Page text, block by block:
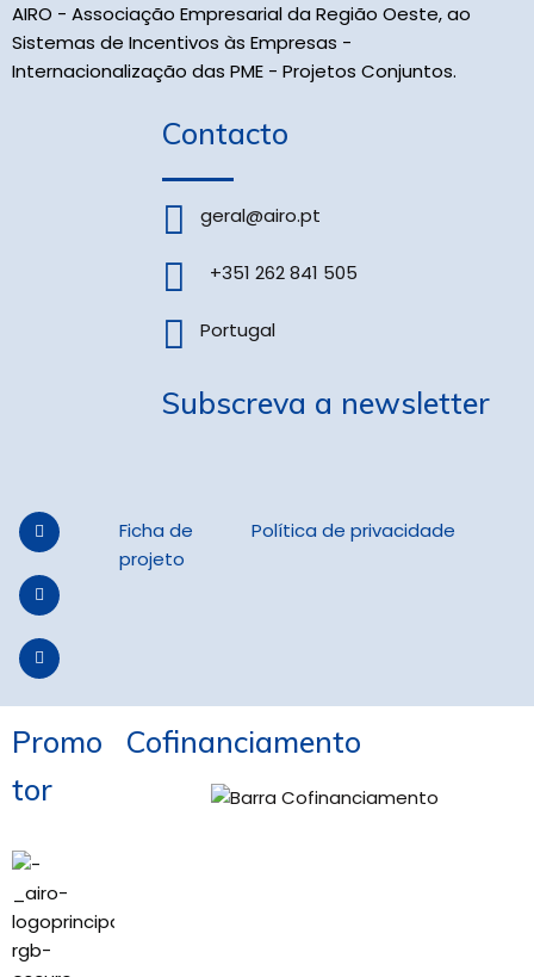
AIRO - Associação Empresarial da Região Oeste, ao
Sistemas de Incentivos às Empresas -
Internacionalização das PME - Projetos Conjuntos.
Contacto
geral@airo.pt
+351 262 841 505
Portugal
Subscreva a newsletter
Ficha de
projeto
Política de privacidade
Promo
tor
Cofinanciamento